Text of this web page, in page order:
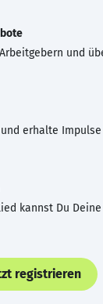
und
erhalte
kannst Du Deine
registrieren